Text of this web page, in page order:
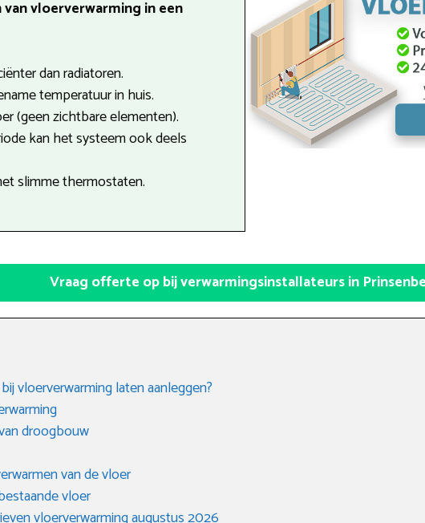
vloerverwarming in een
dan radiatoren.
temperatuur in huis.
(geen zichtbare elementen).
kan het systeem ook deels
slimme thermostaten.
Vraag offerte op bij verwarmingsinstallateurs in
vloerverwarming laten aanleggen?
droogbouw
van de vloer
vloer
vloerverwarming augustus 2026